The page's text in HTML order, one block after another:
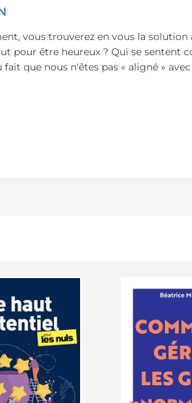
vous trouverez en vous la
pour être heureux ? Qui se sentent
que nous n'êtes pas « aligné »